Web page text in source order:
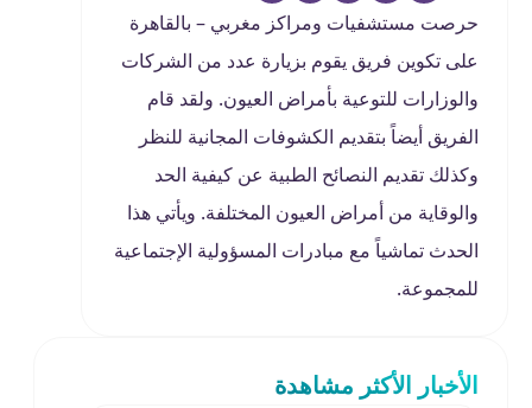
حرصت مستشفيات ومراكز مغربي – بالقاهرة
على تكوين فريق يقوم بزيارة عدد من الشركات
والوزارات للتوعية بأمراض العيون. ولقد قام
الفريق أيضاً بتقديم الكشوفات المجانية للنظر
وكذلك تقديم النصائح الطبية عن كيفية الحد
والوقاية من أمراض العيون المختلفة. ويأتي هذا
الحدث تماشياً مع مبادرات المسؤولية الإجتماعية
للمجموعة.
الأخبار الأكثر مشاهدة